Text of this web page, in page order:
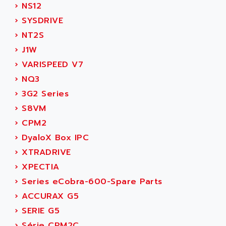
GP 70 SERIE
PROVIT 5000
S4-S4C
FESTO ELECTRONIC
TOUCHVIEW
REDIPANEL
RJ2
MULTI-SERVO
PCS
RECTIVAR
RECTIVAR 4 SERIE 641
CONTROLLOGIX
plc5
SLC 500
AFP PRODEL
AG ASSOCIATES
AGASTAT
AGE POWERBLOCK
AGI
AGIE
AGILENT
AGILENT TECHNOLOGIES
AGILER
AGP
AGS
AGTATAC
AGTATEC AG
› NS12
› SYSDRIVE
› NT2S
› J1W
› VARISPEED V7
› NQ3
› 3G2 Series
› S8VM
› CPM2
› DyaloX Box IPC
› XTRADRIVE
› XPECTIA
› Series eCobra-600-Spare Parts
› ACCURAX G5
› SERIE G5